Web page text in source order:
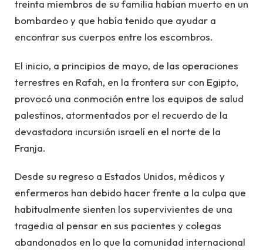
treinta miembros de su familia habían muerto en un
bombardeo y que había tenido que ayudar a
encontrar sus cuerpos entre los escombros.
El inicio, a principios de mayo, de las operaciones
terrestres en Rafah, en la frontera sur con Egipto,
provocó una conmoción entre los equipos de salud
palestinos, atormentados por el recuerdo de la
devastadora incursión israelí en el norte de la
Franja.
Desde su regreso a Estados Unidos, médicos y
enfermeros han debido hacer frente a la culpa que
habitualmente sienten los supervivientes de una
tragedia al pensar en sus pacientes y colegas
abandonados en lo que la comunidad internacional